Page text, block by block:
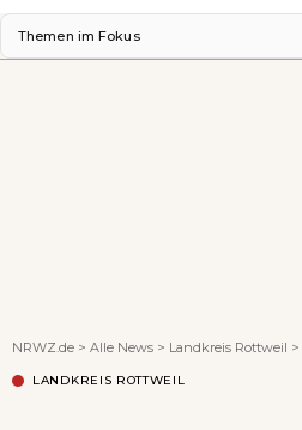
Themen im Fokus
NRWZ.de > Alle News > Landkreis Rottweil >
LANDKREIS ROTTWEIL